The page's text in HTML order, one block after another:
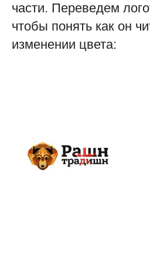
части. Переведем
чтобы понять как он
изменении цвета: